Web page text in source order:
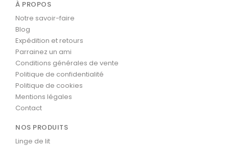
À PROPOS
Notre savoir-faire
Blog
Expédition et retours
Parrainez un ami
Conditions générales de vente
Politique de confidentialité
Politique de cookies
Mentions légales
Contact
NOS PRODUITS
Linge de lit